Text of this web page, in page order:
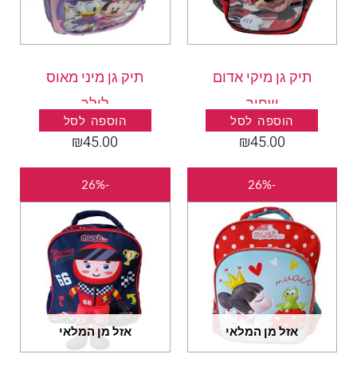
תיק גן מיקי אדום
שחור
הוספה לסל
₪45.00
תיק גן מיני מאוס
לילך
הוספה לסל
₪45.00
-26%
אזל מן המלאי
המחיר
המקורי
היה:
₪95.00.
-26%
אזל מן המלאי
המחיר
המקורי
היה:
₪95.00.